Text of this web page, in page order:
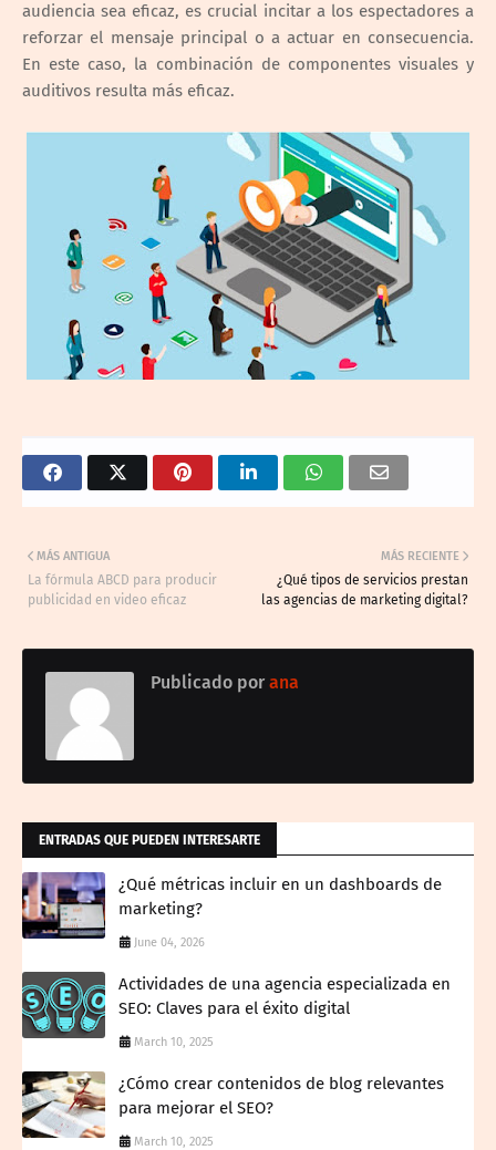
audiencia sea eficaz, es crucial incitar a los espectadores a
reforzar el mensaje principal o a actuar en consecuencia.
En este caso, la combinación de componentes visuales y
auditivos resulta más eficaz.
MÁS RECIENTE
¿Qué tipos de servicios prestan
las agencias de marketing digital?
MÁS ANTIGUA
La fórmula ABCD para producir
publicidad en video eficaz
Publicado por ana
ENTRADAS QUE PUEDEN INTERESARTE
¿Qué métricas incluir en un dashboards de
marketing?
June 04, 2026
Actividades de una agencia especializada en
SEO: Claves para el éxito digital
March 10, 2025
¿Cómo crear contenidos de blog relevantes
para mejorar el SEO?
March 10, 2025